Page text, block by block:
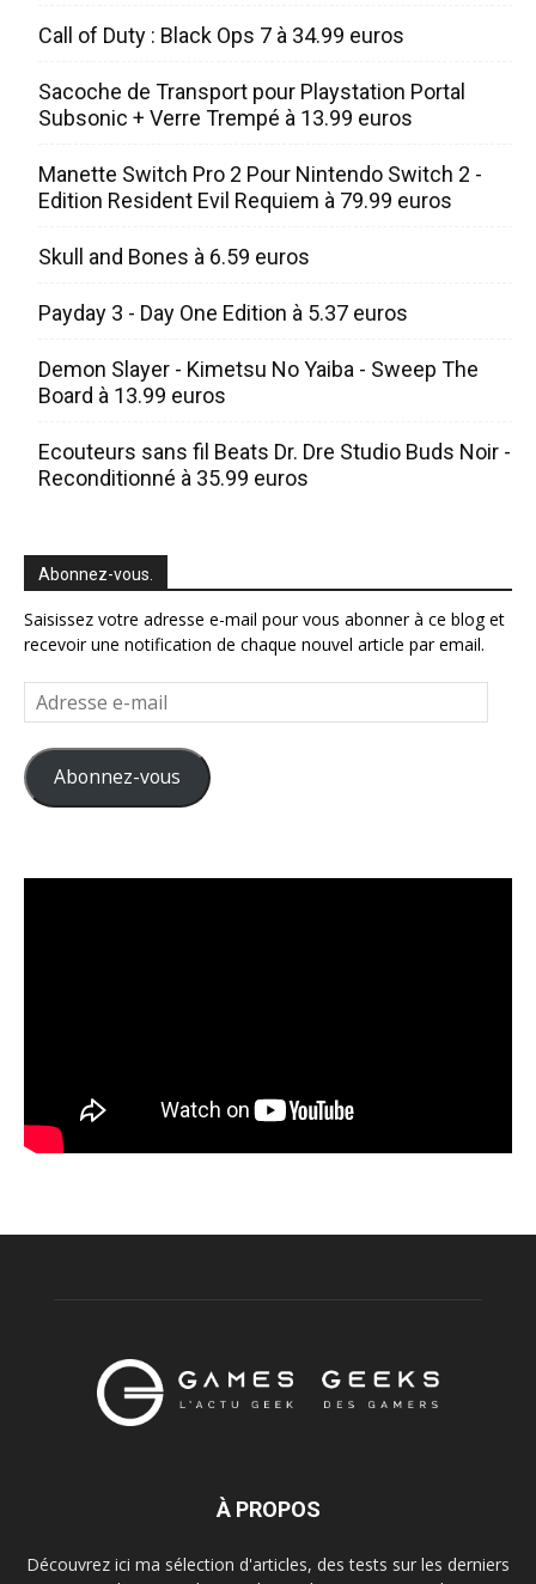
Call of Duty : Black Ops 7 à 34.99 euros
Sacoche de Transport pour Playstation Portal
Subsonic + Verre Trempé à 13.99 euros
Manette Switch Pro 2 Pour Nintendo Switch 2 -
Edition Resident Evil Requiem à 79.99 euros
Skull and Bones à 6.59 euros
Payday 3 - Day One Edition à 5.37 euros
Demon Slayer - Kimetsu No Yaiba - Sweep The
Board à 13.99 euros
Ecouteurs sans fil Beats Dr. Dre Studio Buds Noir -
Reconditionné à 35.99 euros
Abonnez-vous.
Saisissez votre adresse e-mail pour vous abonner à ce blog et
recevoir une notification de chaque nouvel article par email.
Adresse
e-
mail
Abonnez-vous
À PROPOS
Découvrez ici ma sélection d'articles, des tests sur les derniers